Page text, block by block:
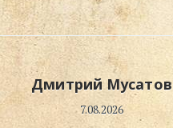
Дмитрий Мусатов
7.08.2026